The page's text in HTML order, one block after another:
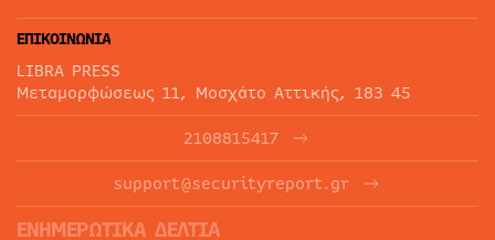
ΕΠΙΚΟΙΝΩΝΙΑ
LIBRA PRESS
Μεταμορφώσεως 11, Μοσχάτο Αττικής, 183 45
2108815417
support@securityreport.gr
ΕΝΗΜΕΡΩΤΙΚΑ ΔΕΛΤΙΑ